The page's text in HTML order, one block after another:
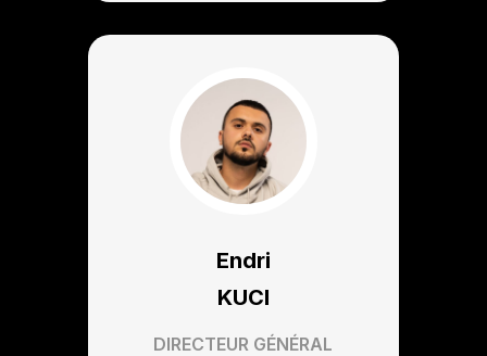
Endri
KUCI
DIRECTEUR GÉNÉRAL